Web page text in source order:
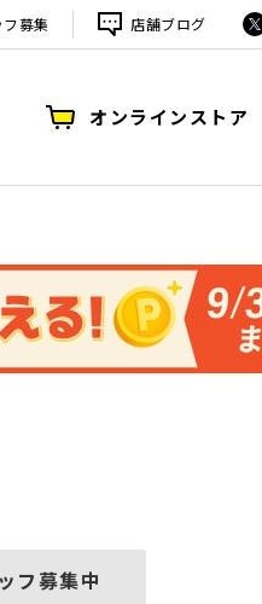
募集 店舗ブログ
オンラインストア
フ募集中